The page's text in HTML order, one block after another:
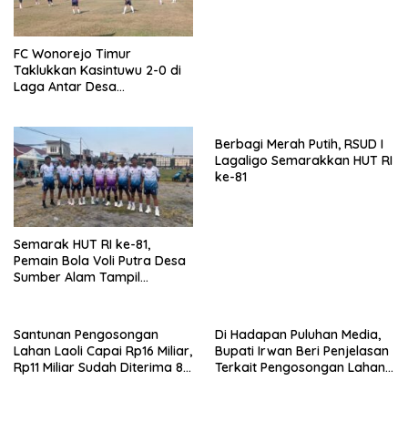
FC Wonorejo Timur
Taklukkan Kasintuwu 2-0 di
Laga Antar Desa
Semarak HUT RI ke-81,
Pemain Bola Voli Putra Desa
Sumber Alam Tampil
Berbagi Merah Putih, RSUD I
Lagaligo Semarakkan HUT RI
ke-81
Santunan Pengosongan
Lahan Laoli Capai Rp16 Miliar,
Rp11 Miliar Sudah Diterima 83
Di Hadapan Puluhan Media,
Bupati Irwan Beri Penjelasan
Terkait Pengosongan Lahan